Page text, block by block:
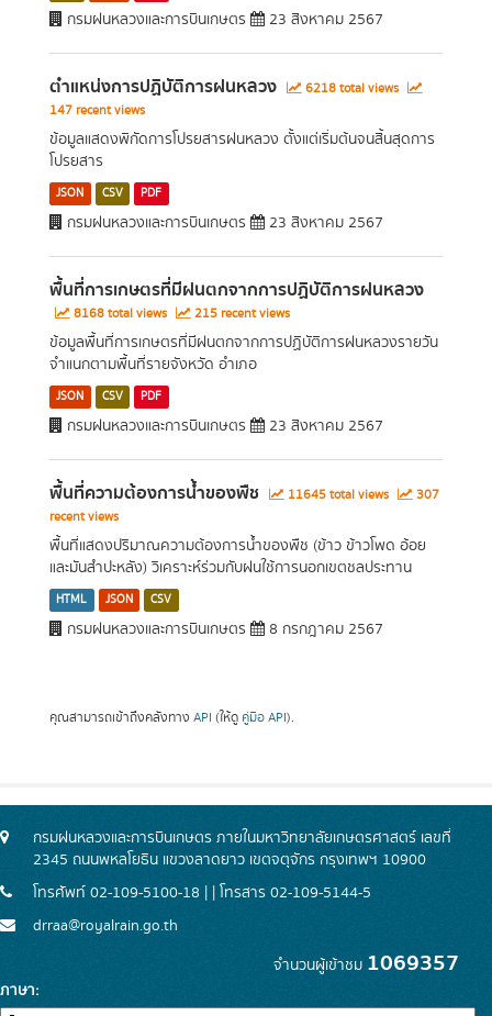
กรมฝนหลวงและการบินเกษตร 23 สิงหาคม 2567
ตำแหน่งการปฏิบัติการฝนหลวง
6218 total views
147 recent views
ข้อมูลแสดงพิกัดการโปรยสารฝนหลวง ตั้งแต่เริ่มต้นจนสิ้นสุดการ
โปรยสาร
JSON CSV PDF
กรมฝนหลวงและการบินเกษตร 23 สิงหาคม 2567
พื้นที่การเกษตรที่มีฝนตกจากการปฏิบัติการฝนหลวง
8168 total views 215 recent views
ข้อมูลพื้นที่การเกษตรที่มีฝนตกจากการปฏิบัติการฝนหลวงรายวัน
จำแนกตามพื้นที่รายจังหวัด อำเภอ
JSON CSV PDF
กรมฝนหลวงและการบินเกษตร 23 สิงหาคม 2567
พื้นที่ความต้องการน้ำของพืช 11645 total views
307
recent views
พื้นที่แสดงปริมาณความต้องการน้ำของพืช (ข้าว ข้าวโพด อ้อย
และมันสำปะหลัง) วิเคราะห์ร่วมกับฝนใช้การนอกเขตชลประทาน
HTML JSON CSV
กรมฝนหลวงและการบินเกษตร 8 กรกฎาคม 2567
คุณสามารถเข้าถึงคลังทาง API (ให้ดู คู่มือ API).
กรมฝนหลวงและการบินเกษตร ภายในมหาวิทยาลัยเกษตรศาสตร์ เลขที่
2345 ถนนพหลโยธิน แขวงลาดยาว เขตจตุจักร กรุงเทพฯ 10900
โทรศัพท์ 02-109-5100-18 | | โทรสาร 02-109-5144-5
drraa@royalrain.go.th
จำนวนผู้เข้าชม 1069357
ภาษา